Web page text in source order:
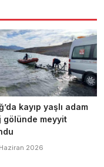
kayıp yaşlı adam
gölünde meyyit
2026